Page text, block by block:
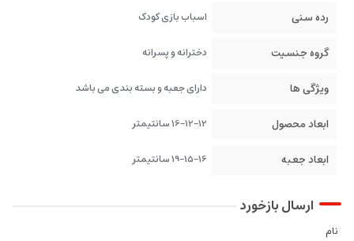
رده سنی اسباب بازی کودک
گروه جنسیت دخترانه و پسرانه
ویژگی ها دارای جعبه و بسته بندی می باشد
ابعاد محصول 16-12-12 سانتیمتر
ابعاد جعبه 19-15-16 سانتیمتر
ارسال بازخورد
نام